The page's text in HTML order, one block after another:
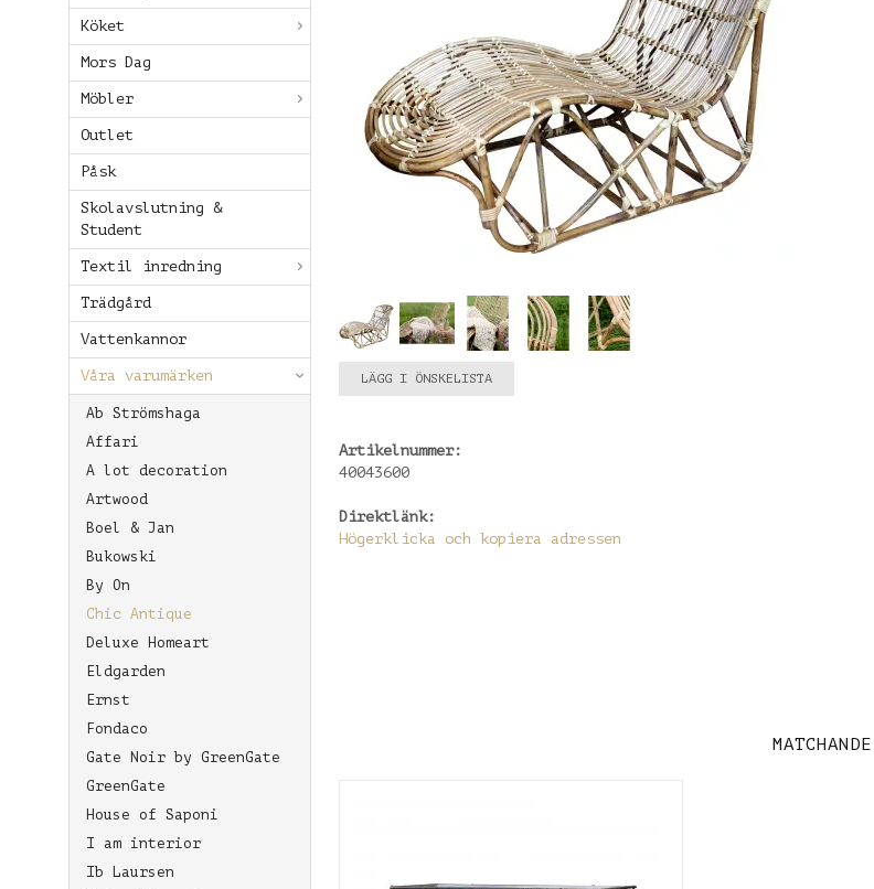
Köket
Mors Dag
Möbler
Outlet
Påsk
Skolavslutning &
Student
Textil inredning
Trädgård
Vattenkannor
Våra varumärken
Ab Strömshaga
Affari
A lot decoration
Artwood
Boel & Jan
Bukowski
By On
Chic Antique
Deluxe Homeart
Eldgarden
Ernst
Fondaco
Gate Noir by GreenGate
GreenGate
House of Saponi
I am interior
Ib Laursen
LÄGG I ÖNSKELISTA
Artikelnummer:
40043600
Direktlänk:
Högerklicka och kopiera adressen